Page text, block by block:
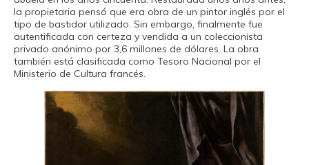
la propietaria pensó que era obra de un pintor inglés por el
tipo de bastidor utilizado. Sin embargo, finalmente fue
autentificada con certeza y vendida a un coleccionista
privado anónimo por 3,6 millones de dólares. La obra
también está clasificada como Tesoro Nacional por el
Ministerio de Cultura francés.